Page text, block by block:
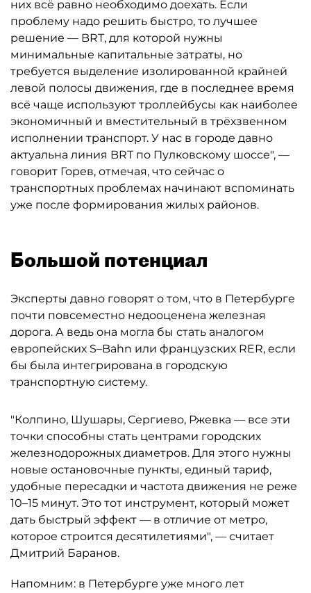
них всё равно необходимо доехать. Если
проблему надо решить быстро, то лучшее
решение — BRT, для которой нужны
минимальные капитальные затраты, но
требуется выделение изолированной крайней
левой полосы движения, где в последнее время
всё чаще используют троллейбусы как наиболее
экономичный и вместительный в трёхзвенном
исполнении транспорт. У нас в городе давно
актуальна линия BRT по Пулковскому шоссе", —
говорит Горев, отмечая, что сейчас о
транспортных проблемах начинают вспоминать
уже после формирования жилых районов.
Большой потенциал
Эксперты давно говорят о том, что в Петербурге
почти повсеместно недооценена железная
дорога. А ведь она могла бы стать аналогом
европейских S–Bahn или французских RER, если
бы была интегрирована в городскую
транспортную систему.
"Колпино, Шушары, Сергиево, Ржевка — все эти
точки способны стать центрами городских
железнодорожных диаметров. Для этого нужны
новые остановочные пункты, единый тариф,
удобные пересадки и частота движения не реже
10–15 минут. Это тот инструмент, который может
дать быстрый эффект — в отличие от метро,
которое строится десятилетиями", — считает
Дмитрий Баранов.
Напомним: в Петербурге уже много лет